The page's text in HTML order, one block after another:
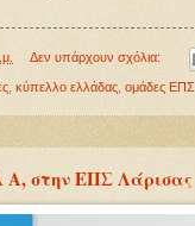
Δεν υπάρχουν σχόλια:
κύπελλο ελλάδας ομάδες ΕΠΣ
Α, στην ΕΠΣ Λάρισας